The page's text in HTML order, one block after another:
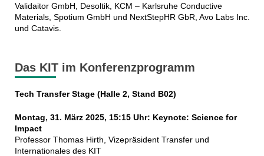
Validaitor GmbH, Desoltik, KCM – Karlsruhe Conductive
Materials, Spotium GmbH und NextStepHR GbR, Avo Labs Inc.
und Catavis.
Das KIT im Konferenzprogramm
Tech Transfer Stage (Halle 2, Stand B02)
Montag, 31. März 2025, 15:15 Uhr: Keynote: Science for
Impact
Professor Thomas Hirth, Vizepräsident Transfer und
Internationales des KIT